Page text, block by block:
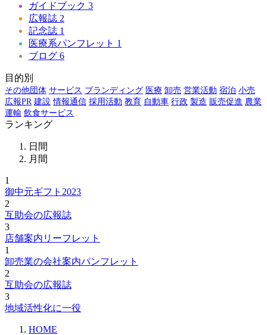
ガイドブック 3
広報誌 2
記念誌 1
医療系パンフレット 1
ブログ 6
目的別
その他団体 サービス ブランディング 医療 卸売 営業活動 宿泊 小売
広報PR 建設 情報通信 採用活動 教育 自動車 行政 製造 販売促進 農業
運輸 飲食サービス
ランキング
日間
月間
1
御中元ギフト2023
2
互助会の広報誌
3
店舗案内リーフレット
1
卸売業の会社案内パンフレット
2
互助会の広報誌
3
地域活性化に一役
HOME